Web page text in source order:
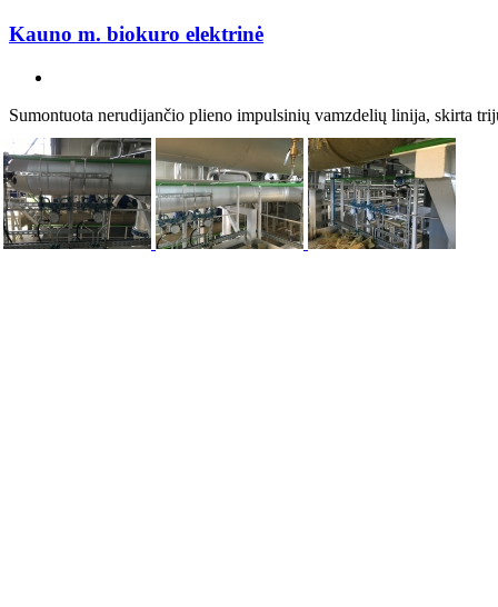
Kauno m. biokuro elektrinė
Sumontuota nerudijančio plieno impulsinių vamzdelių linija, skirta